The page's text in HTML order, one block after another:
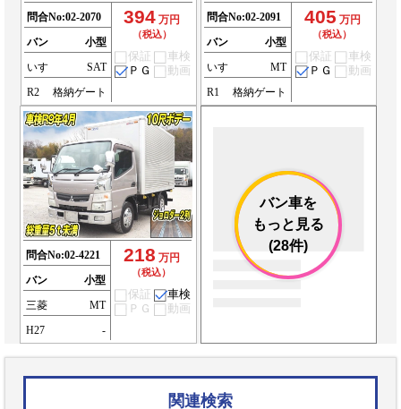
問合No:02-2070
バン
小型
いすゞ
SAT
R2
格納ゲート
394 万円
（税込）
保証
車検
ＰＧ
動画
問合No:02-2091
バン
小型
いすゞ
MT
R1
格納ゲート
405 万円
（税込）
保証
車検
ＰＧ
動画
問合No:02-4221
バン
小型
三菱
MT
H27
-
218 万円
（税込）
保証
車検
ＰＧ
動画
バン車を
もっと見る
(28件)
関連検索